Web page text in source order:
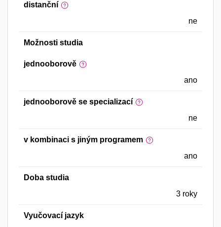
distanční
ne
Možnosti studia
jednooborově
ano
jednooborově se specializací
ne
v kombinaci s jiným programem
ano
Doba studia
3 roky
Vyučovací jazyk